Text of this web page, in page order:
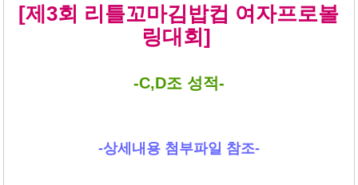
[제3회 리틀꼬마김밥컵 여자프로볼
링대회]
-C,D조 성적-
-상세내용 첨부파일 참조-